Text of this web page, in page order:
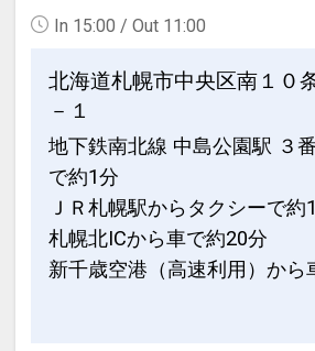
In 15:00 / Out 11:00
北海道札幌市中央区南１０
－１
地下鉄南北線 中島公園駅 ３
で約1分
ＪＲ札幌駅からタクシーで約
札幌北ICから車で約20分
新千歳空港（高速利用）から